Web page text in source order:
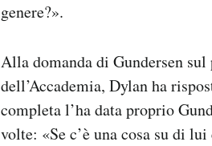
genere?».
Alla domanda di Gundersen
dell’Accademia, Dylan ha
completa l’ha data proprio
volte: «Se c’è una cosa su di